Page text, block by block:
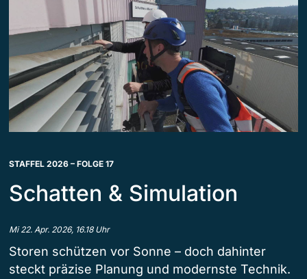
STAFFEL 2026 – FOLGE 17
Schatten & Simulation
Mi 22. Apr. 2026, 16.18 Uhr
Storen schützen vor Sonne – doch dahinter
steckt präzise Planung und modernste Technik.